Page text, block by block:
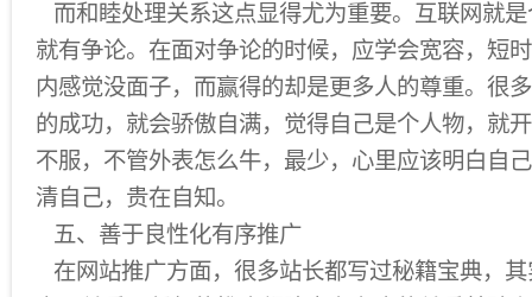
而和睦处理关系这点显得尤为重要。互联网就
就有争论。在面对争论的时候，应学会宽容，短
内感觉没面子，而赢得的却是更多人的尊重。很
的成功，就会骄傲自满，觉得自己是个人物，就
不服，不管外表怎么牛，最少，心里应该明白自
清自己，贵在自知。
五、善于良性化有序推广
在网站推广方面，很多站长都写过秘籍宝典，